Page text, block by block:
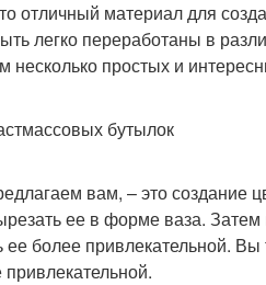
отличный материал для
легко переработаны в
несколько простых и
бутылок
вам, – это создание
ее в форме ваза.
более привлекательной.